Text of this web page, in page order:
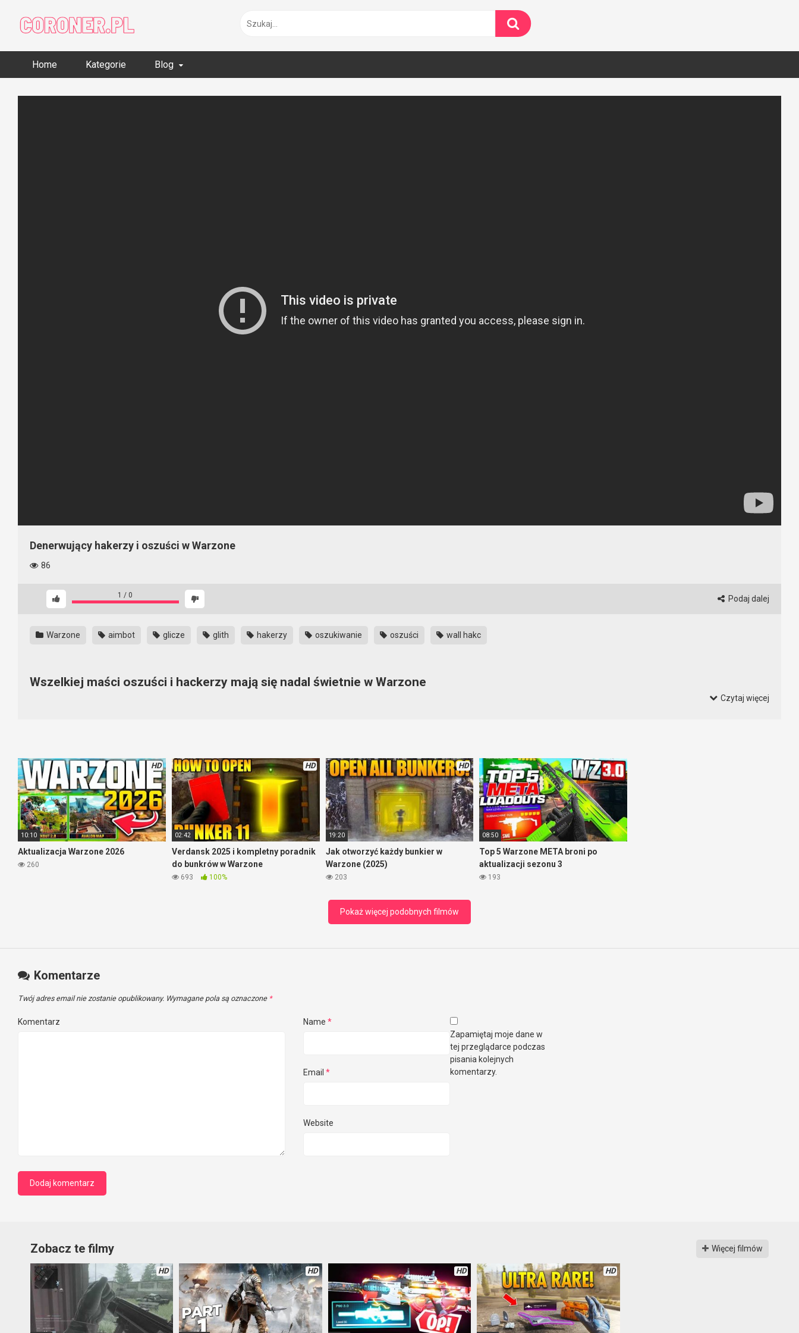
content
Home Kategorie Blog
Denerwujący hakerzy i oszuści w Warzone
86
1 / 0 Podaj dalej
Warzone aimbot glicze glith hakerzy oszukiwanie oszuści wall hakc
Wszelkiej maści oszuści i hackerzy mają się nadal świetnie w Warzone
BoricuaRageFBGG
IlMacedone00#7260776
Got The Moves#2440393
sleykia#3353951
Oczywiście na filmie znajdziecie ich więcej. Niestety
Czytaj więcej
HD
10:10
Aktualizacja Warzone 2026
260
HD
02:42
Verdansk 2025 i kompletny poradnik
do bunkrów w Warzone
693 100%
HD
19:20
Jak otworzyć każdy bunkier w
Warzone (2025)
203
08:50
Top 5 Warzone META broni po
aktualizacji sezonu 3
193
Pokaż więcej podobnych filmów
Komentarze
Twój adres email nie zostanie opublikowany. Wymagane pola są oznaczone *
Komentarz Name *
Email *
Website
Zapamiętaj moje dane w
tej przeglądarce podczas
pisania kolejnych
komentarzy.
Zobacz te filmy Więcej filmów
HD HD HD HD